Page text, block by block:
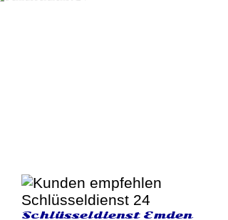
Schlüsseldienst Emden